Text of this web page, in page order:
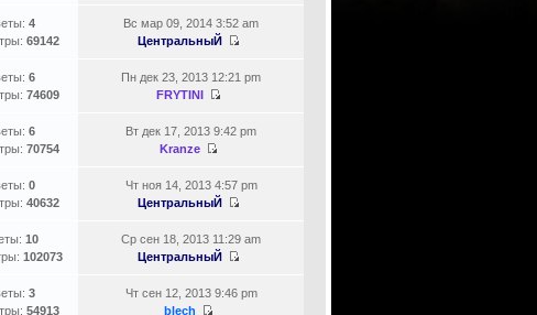
4
69142
Вс мар 09, 2014 3:52 am
ЦентральныЙ
6
74609
Пн дек 23, 2013 12:21 pm
FRYTINI
6
70754
Вт дек 17, 2013 9:42 pm
Kranze
0
40632
Чт ноя 14, 2013 4:57 pm
ЦентральныЙ
10
102073
Ср сен 18, 2013 11:29 am
ЦентральныЙ
3
54913
Чт сен 12, 2013 9:46 pm
blech